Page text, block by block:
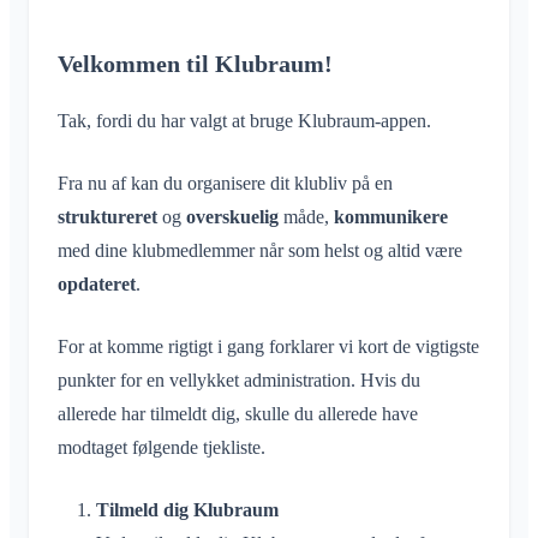
Personlig kalender
Kalender
Deltag i område
Flere Klubraum
Log ud
Skift navn
Skift e-mail
Tilpas baggrund
App-adgangstilladelser
Luk konto
Hurtig start for administratorer
Inviter medlemmer
Gensend invitationer
Fjern medlemmer
Skift Klubraum-navn
Velkommen til Klubraum!
Tak, fordi du har valgt at bruge Klubraum-appen.
Fra nu af kan du organisere dit klubliv på en
struktureretog overskuelig måde, kommunikere
med dine klubmedlemmer når som helst og altid være
opdateret.
For at komme rigtigt i gang forklarer vi kort de vigtigste
punkter for en vellykket administration. Hvis du
allerede har tilmeldt dig, skulle du allerede have
modtaget følgende tjekliste.
Tilmeld dig Klubraum